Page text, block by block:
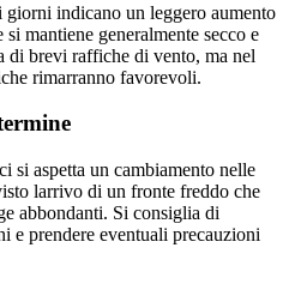
indicano un leggero aumento
mantiene generalmente secco e
di brevi raffiche di vento, ma nel
rimarranno favorevoli.
si aspetta un cambiamento nelle
larrivo di un fronte freddo che
abbondanti. Si consiglia di
e prendere eventuali precauzioni